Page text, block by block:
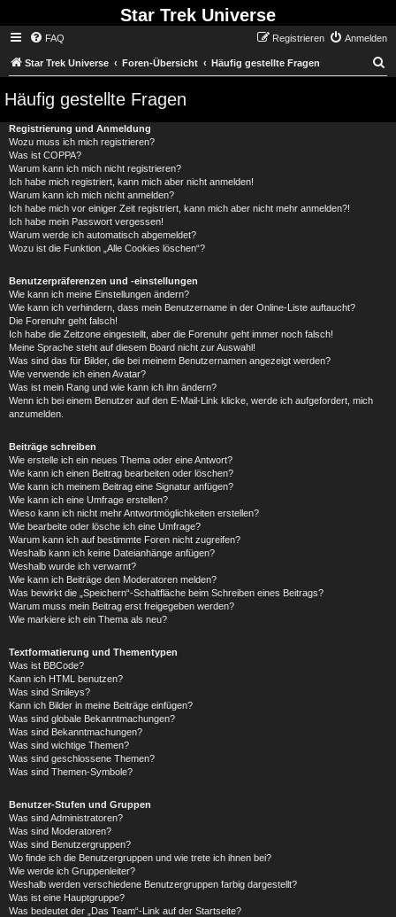
Star Trek Universe
FAQ Anmelden
Registrieren
Star Trek Universe Foren-Übersicht Häufig gestellte Fragen
Häufig gestellte Fragen
Registrierung und Anmeldung
Wozu muss ich mich registrieren?
Was ist COPPA?
Warum kann ich mich nicht registrieren?
Ich habe mich registriert, kann mich aber nicht anmelden!
Warum kann ich mich nicht anmelden?
Ich habe mich vor einiger Zeit registriert, kann mich aber nicht mehr anmelden?!
Ich habe mein Passwort vergessen!
Warum werde ich automatisch abgemeldet?
Wozu ist die Funktion „Alle Cookies löschen“?
Benutzerpräferenzen und -einstellungen
Wie kann ich meine Einstellungen ändern?
Wie kann ich verhindern, dass mein Benutzername in der Online-Liste auftaucht?
Die Forenuhr geht falsch!
Ich habe die Zeitzone eingestellt, aber die Forenuhr geht immer noch falsch!
Meine Sprache steht auf diesem Board nicht zur Auswahl!
Was sind das für Bilder, die bei meinem Benutzernamen angezeigt werden?
Wie verwende ich einen Avatar?
Was ist mein Rang und wie kann ich ihn ändern?
Wenn ich bei einem Benutzer auf den E-Mail-Link klicke, werde ich aufgefordert, mich
anzumelden.
Beiträge schreiben
Wie erstelle ich ein neues Thema oder eine Antwort?
Wie kann ich einen Beitrag bearbeiten oder löschen?
Wie kann ich meinem Beitrag eine Signatur anfügen?
Wie kann ich eine Umfrage erstellen?
Wieso kann ich nicht mehr Antwortmöglichkeiten erstellen?
Wie bearbeite oder lösche ich eine Umfrage?
Warum kann ich auf bestimmte Foren nicht zugreifen?
Weshalb kann ich keine Dateianhänge anfügen?
Weshalb wurde ich verwarnt?
Wie kann ich Beiträge den Moderatoren melden?
Was bewirkt die „Speichern“-Schaltfläche beim Schreiben eines Beitrags?
Warum muss mein Beitrag erst freigegeben werden?
Wie markiere ich ein Thema als neu?
Textformatierung und Thementypen
Was ist BBCode?
Kann ich HTML benutzen?
Was sind Smileys?
Kann ich Bilder in meine Beiträge einfügen?
Was sind globale Bekanntmachungen?
Was sind Bekanntmachungen?
Was sind wichtige Themen?
Was sind geschlossene Themen?
Was sind Themen-Symbole?
Benutzer-Stufen und Gruppen
Was sind Administratoren?
Was sind Moderatoren?
Was sind Benutzergruppen?
Wo finde ich die Benutzergruppen und wie trete ich ihnen bei?
Wie werde ich Gruppenleiter?
Weshalb werden verschiedene Benutzergruppen farbig dargestellt?
Was ist eine Hauptgruppe?
Was bedeutet der „Das Team“-Link auf der Startseite?